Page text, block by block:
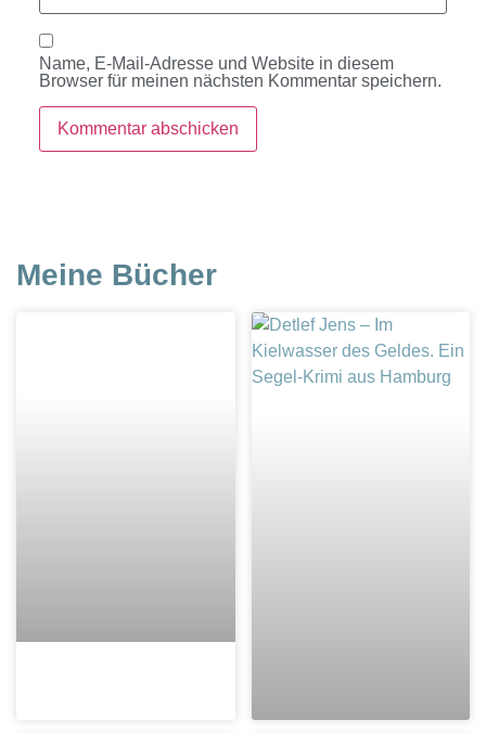
Name, E-Mail-Adresse und Website in diesem
Browser für meinen nächsten Kommentar speichern.
Meine Bücher